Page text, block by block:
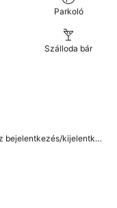
Parkoló
Szálloda bár
Expressz bejelentkezés/kijelentkezés